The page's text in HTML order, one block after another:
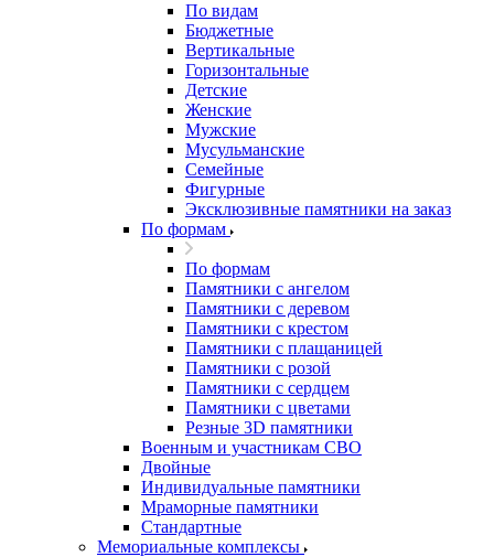
По видам
Бюджетные
Вертикальные
Горизонтальные
Детские
Женские
Мужские
Мусульманские
Семейные
Фигурные
Эксклюзивные памятники на заказ
По формам
По формам
Памятники с ангелом
Памятники с деревом
Памятники с крестом
Памятники с плащаницей
Памятники с розой
Памятники с сердцем
Памятники с цветами
Резные 3D памятники
Военным и участникам СВО
Двойные
Индивидуальные памятники
Мраморные памятники
Стандартные
Мемориальные комплексы